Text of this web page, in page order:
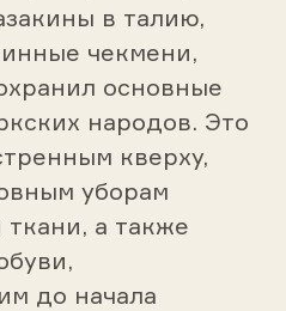
в талию,
чекмени,
основные
народов. Это
кверху,
уборам
ткани, а также
до начала